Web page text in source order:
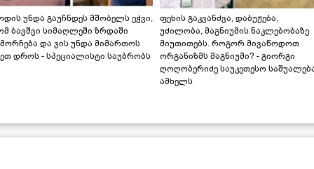
უნდა გაუჩნდეს მშობელს ეჭვი,
ბავშვი სიმაღლეში ზრდაში
და ვის უნდა მიმართოს
დროს - სპეციალისტი საუბრობს
ფეხის გაკვანძვა, დაბუჟება,
უძილობა, მაგნიუმის ნაკლებობაზე
მიუთითებს. როგორ მივაწოდოთ
ორგანიზმს მაგნიუმი? - გიორგი
ღოღობერიძე საუკეთესო
ამხელს